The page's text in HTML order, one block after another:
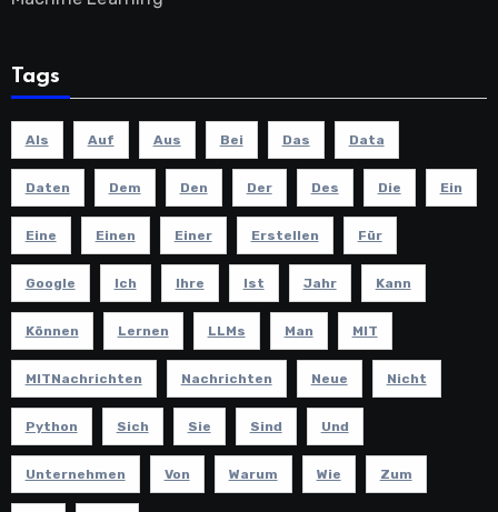
Tags
Als Auf Aus Bei Das Data
Daten Dem Den Der Des Die Ein
Eine Einen Einer Erstellen Für
Google Ich Ihre Ist Jahr Kann
Können Lernen LLMs Man MIT
MITNachrichten Nachrichten Neue Nicht
Python Sich Sie Sind Und
Unternehmen Von Warum Wie Zum